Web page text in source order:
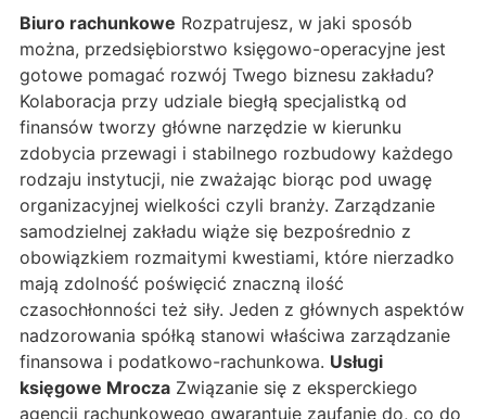
Biuro rachunkowe Rozpatrujesz, w jaki sposób
można, przedsiębiorstwo księgowo-operacyjne jest
gotowe pomagać rozwój Twego biznesu zakładu?
Kolaboracja przy udziale biegłą specjalistką od
finansów tworzy główne narzędzie w kierunku
zdobycia przewagi i stabilnego rozbudowy każdego
rodzaju instytucji, nie zważając biorąc pod uwagę
organizacyjnej wielkości czyli branży. Zarządzanie
samodzielnej zakładu wiąże się bezpośrednio z
obowiązkiem rozmaitymi kwestiami, które nierzadko
mają zdolność poświęcić znaczną ilość
czasochłonności też siły. Jeden z głównych aspektów
nadzorowania spółką stanowi właściwa zarządzanie
finansowa i podatkowo-rachunkowa. Usługi
księgowe Mrocza Związanie się z eksperckiego
agencji rachunkowego gwarantuje zaufanie do, co do